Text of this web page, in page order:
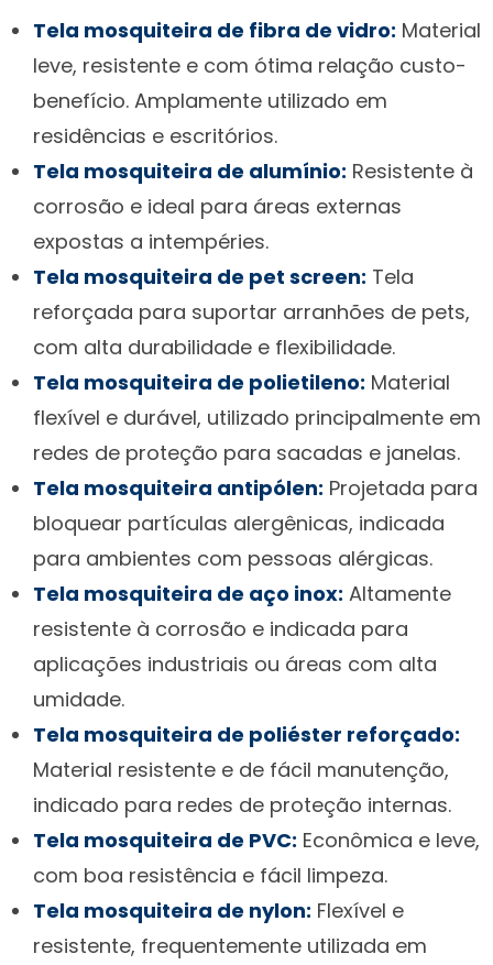
Tela mosquiteira de fibra de vidro: Material
leve, resistente e com ótima relação custo-
benefício. Amplamente utilizado em
residências e escritórios.
Tela mosquiteira de alumínio: Resistente à
corrosão e ideal para áreas externas
expostas a intempéries.
Tela mosquiteira de pet screen: Tela
reforçada para suportar arranhões de pets,
com alta durabilidade e flexibilidade.
Tela mosquiteira de polietileno: Material
flexível e durável, utilizado principalmente em
redes de proteção para sacadas e janelas.
Tela mosquiteira antipólen: Projetada para
bloquear partículas alergênicas, indicada
para ambientes com pessoas alérgicas.
Tela mosquiteira de aço inox: Altamente
resistente à corrosão e indicada para
aplicações industriais ou áreas com alta
umidade.
Tela mosquiteira de poliéster reforçado:
Material resistente e de fácil manutenção,
indicado para redes de proteção internas.
Tela mosquiteira de PVC: Econômica e leve,
com boa resistência e fácil limpeza.
Tela mosquiteira de nylon: Flexível e
resistente, frequentemente utilizada em